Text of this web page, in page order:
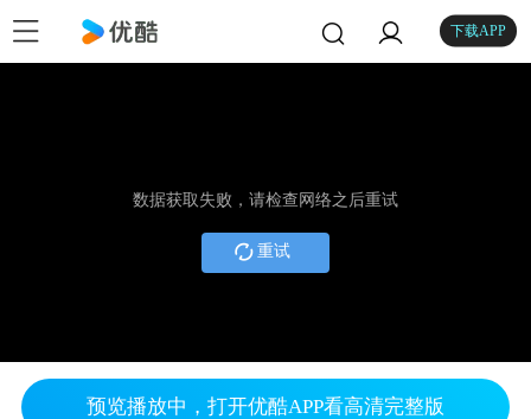
下载APP
数据获取失败，请检查网络之后重试
重试
预览播放中，打开优酷APP看高清完整版